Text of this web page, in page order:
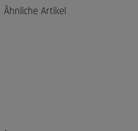
Ähnliche Artikel